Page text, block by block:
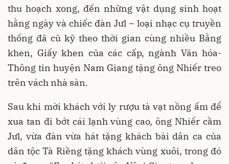
thu hoạch xong, đến những vật dụng sinh hoạt
hằng ngày và chiếc đàn Jưl – loại nhạc cụ truyền
thống đã cũ kỹ theo thời gian cùng nhiều Bằng
khen, Giấy khen của các cấp, ngành Văn hóa-
Thông tin huyện Nam Giang tặng ông Nhiếr treo
trên vách nhà sàn.
Sau khi mời khách với ly rượu tà vạt nồng ấm để
xua tan đi bớt cái lạnh vùng cao, ông Nhiếr cầm
Jưl, vừa đàn vừa hát tặng khách bài dân ca của
dân tộc Tà Riềng tặng khách vùng xuôi, trong đó